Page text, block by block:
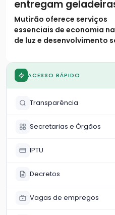
entregam
prestam serviços à
população
Mutirão oferece serviços
essenciais de economia
de luz e desenvolvimento
ACESSO RÁPIDO
Transparência
Secretarias e Órgãos
IPTU
Decretos
Vagas de empregos